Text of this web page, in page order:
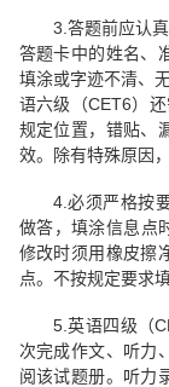
3.答题前应认
答题卡中的姓名、
填涂或字迹不清、
语六级（CET6）
规定位置，错贴、
效。除有特殊原因
4.必须严格按
做答，填涂信息点
修改时须用橡皮擦
点。不按规定要求
5.英语四级（
次完成作文、听力
阅该试题册。听力